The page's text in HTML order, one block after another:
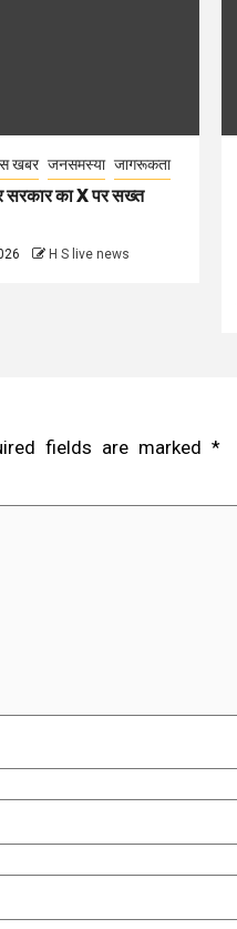
खबर जनसमस्या जागरूकता
सरकार का X पर सख्त
H S live news
fields are marked *